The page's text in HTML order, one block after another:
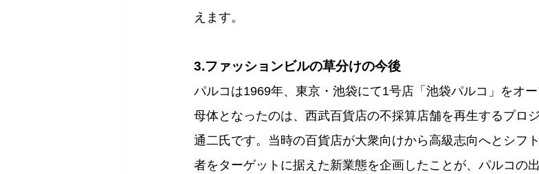
えます。
3.ファッションビルの草分けの今後
パルコは1969年、東京・池袋にて1号店「池袋パルコ」をオー
母体となったのは、西武百貨店の不採算店舗を再生するプロ
通二氏です。当時の百貨店が大衆向けから高級志向へとシフ
者をターゲットに据えた新業態を企画したことが、パルコの